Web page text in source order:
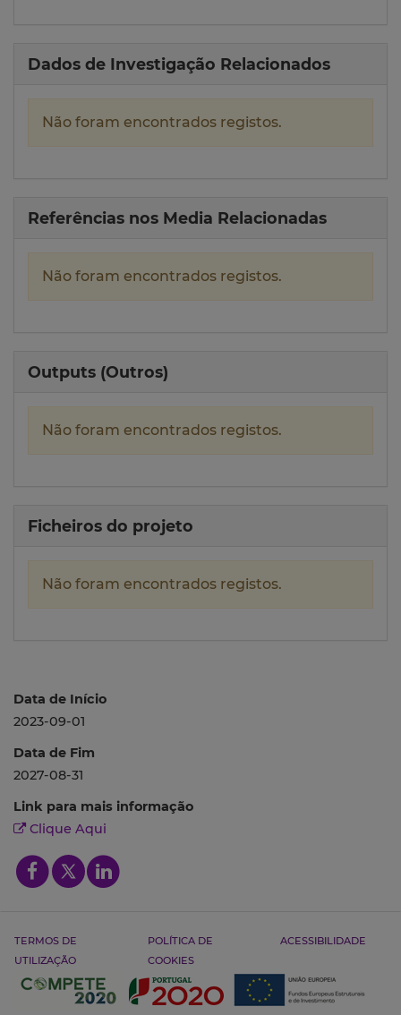
Dados de Investigação Relacionados
Não foram encontrados registos.
Referências nos Media Relacionadas
Não foram encontrados registos.
Outputs (Outros)
Não foram encontrados registos.
Ficheiros do projeto
Não foram encontrados registos.
Data de Início
2023-09-01
Data de Fim
2027-08-31
Link para mais informação
Clique Aqui
TERMOS DE
UTILIZAÇÃO
POLÍTICA DE
COOKIES
ACESSIBILIDADE